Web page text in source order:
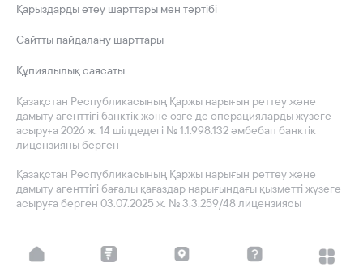
Қазақстан Республикасының Қаржы нарығын реттеу және
дамыту агенттігі банктік және өзге де операцияларды жүзеге
асыруға 2026 ж. 14 шілдедегі № 1.1.998.132 әмбебап банктік
лицензияны берген
Қазақстан Республикасының Қаржы нарығын реттеу және
дамыту агенттігі бағалы қағаздар нарығындағы қызметті жүзеге
асыруға берген 03.07.2025 ж. № 3.3.259/48 лицензиясы
Қарыздарды өтеу шарттары мен тәртібі
Сайтты пайдалану шарттары
Құпиялылық саясаты